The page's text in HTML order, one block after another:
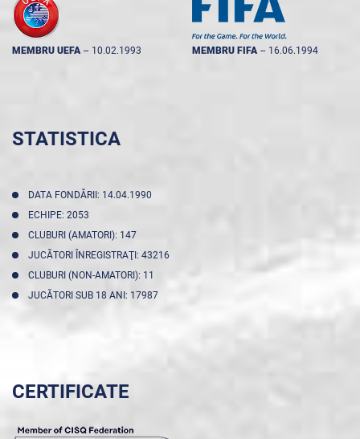
MEMBRU UEFA -- 10.02.1993 MEMBRU FIFA -- 16.06.1994
STATISTICA
DATA FONDĂRII: 14.04.1990
ECHIPE: 2053
CLUBURI (AMATORI): 147
JUCĂTORI ÎNREGISTRAŢI: 43216
CLUBURI (NON-AMATORI): 11
JUCĂTORI SUB 18 ANI: 17987
CERTIFICATE